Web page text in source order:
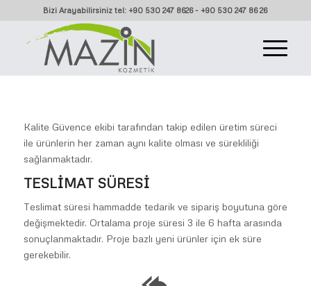
Bizi Arayabilirsiniz tel: +90 530 247 8626 - +90 530 247 86 26
Kalite Güvence ekibi tarafından takip edilen üretim süreci
ile ürünlerin her zaman aynı kalite olması ve sürekliliği
sağlanmaktadır.
TESLİMAT SÜRESİ
Teslimat süresi hammadde tedarik ve sipariş boyutuna göre
değişmektedir. Ortalama proje süresi 3 ile 6 hafta arasında
sonuçlanmaktadır. Proje bazlı yeni ürünler için ek süre
gerekebilir.